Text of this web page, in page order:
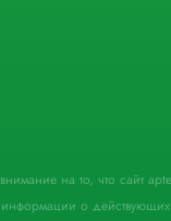
на то, что сайт
о действующих